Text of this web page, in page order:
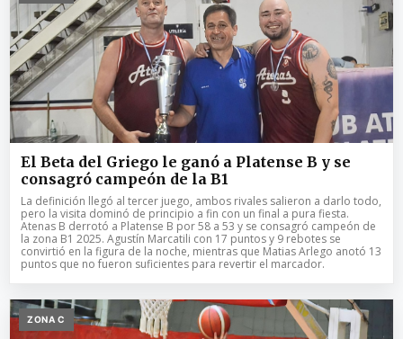
El Beta del Griego le ganó a Platense B y se
consagró campeón de la B1
La definición llegó al tercer juego, ambos rivales salieron a darlo todo,
pero la visita dominó de principio a fin con un final a pura fiesta.
Atenas B derrotó a Platense B por 58 a 53 y se consagró campeón de
la zona B1 2025. Agustín Marcatili con 17 puntos y 9 rebotes se
convirtió en la figura de la noche, mientras que Matias Arlego anotó 13
puntos que no fueron suficientes para revertir el marcador.
ZONA C